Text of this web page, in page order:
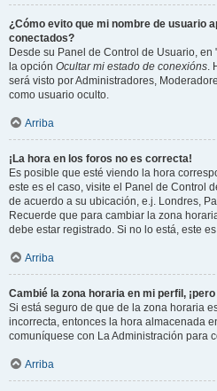
¿Cómo evito que mi nombre de usuario
conectados?
Desde su Panel de Control de Usuario,
la opción Ocultar mi estado de conexións.
será visto por Administradores,
como usuario oculto.
Arriba
¡La hora en los foros no es correcta!
Es posible que esté viendo la hora
este es el caso, visite el Panel de Control
de acuerdo a su ubicación, e.j. Londres,
Recuerde que para cambiar la zona
debe estar registrado. Si no lo está, este
Arriba
Cambié la zona horaria en mi perfil,
Si está seguro de que de la zona horaria
incorrecta, entonces la hora almacenada
comuníquese con La Administración para
Arriba